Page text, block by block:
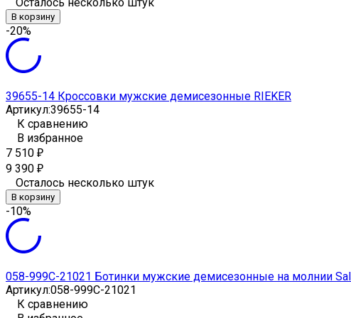
В корзину
-20%
39655-14 Кроссовки мужские демисезонные RIEKER
Артикул:39655-14
К сравнению
В избранное
7 510 ₽
9 390 ₽
Осталось несколько штук
В корзину
-10%
058-999C-21021 Ботинки мужские демисезонные на молнии
Артикул:058-999C-21021
К сравнению